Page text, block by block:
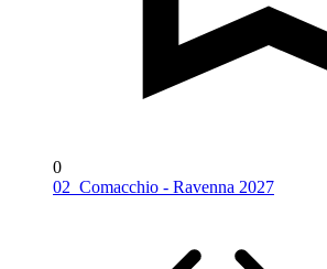
0
02_Comacchio - Ravenna 2027